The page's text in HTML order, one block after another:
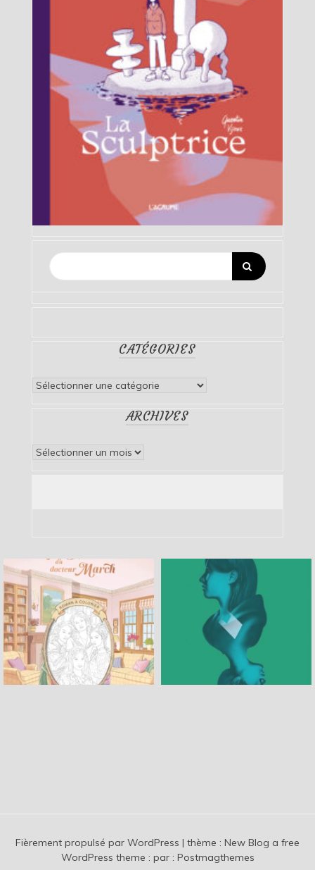
CATÉGORIES
Catégories
ARCHIVES
Archives
Fièrement propulsé par WordPress | thème : New Blog a free
WordPress theme : par : Postmagthemes